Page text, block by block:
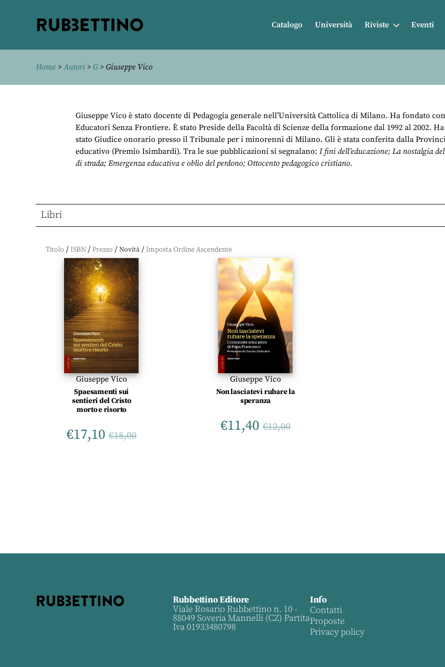
Catalogo Università Riviste Eventi
Home >Autori > G> Giuseppe Vico
Giuseppe Vico è stato docente di Pedagogia generale nell’Università Cattolica di Milano. Ha fondato
Educatori Senza Frontiere. È stato Preside della Facoltà di Scienze della formazione dal 1992 al 2002.
stato Giudice onorario presso il Tribunale per i minorenni di Milano. Gli è stata conferita dalla
educativo (Premio Isimbardi). Tra le sue pubblicazioni si segnalano: I fini dell’educazione; La nostalgia
di strada; Emergenza educativa e oblio del perdono; Ottocento pedagogico cristiano.
Libri
Titolo / ISBN / Prezzo / Novità /
Giuseppe Vico
Spaesamenti sui
sentieri del Cristo
morto e risorto
€17,10 €18,00
Giuseppe Vico
Non lasciatevi rubare la
speranza
€11,40 €12,00
Rubbettino Editore
Viale Rosario Rubbettino n. 10 -
88049 Soveria Mannelli (CZ) Partita
Iva 01933480798
Info
Contatti
Proposte
Privacy policy